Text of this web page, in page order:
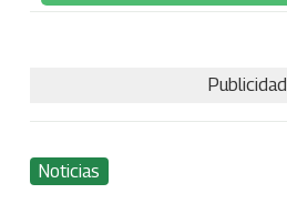
Publicidad
Noticias